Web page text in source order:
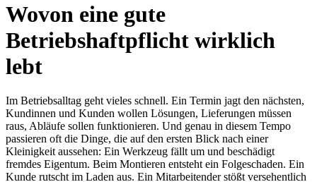
Wovon eine gute
Betriebshaftpflicht wirklich
lebt
Im Betriebsalltag geht vieles schnell. Ein Termin jagt den nächsten,
Kundinnen und Kunden wollen Lösungen, Lieferungen müssen
raus, Abläufe sollen funktionieren. Und genau in diesem Tempo
passieren oft die Dinge, die auf den ersten Blick nach einer
Kleinigkeit aussehen: Ein Werkzeug fällt um und beschädigt
fremdes Eigentum. Beim Montieren entsteht ein Folgeschaden. Ein
Kunde rutscht im Laden aus. Ein Mitarbeitender stößt versehentlich